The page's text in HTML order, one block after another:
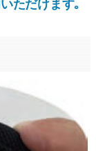
ただけます｡